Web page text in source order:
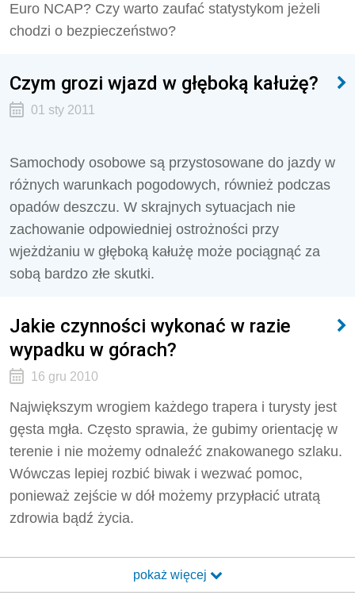
Euro NCAP? Czy warto zaufać statystykom jeżeli
chodzi o bezpieczeństwo?
Czym grozi wjazd w głęboką kałużę?
01 sty 2011
Samochody osobowe są przystosowane do jazdy w
różnych warunkach pogodowych, również podczas
opadów deszczu. W skrajnych sytuacjach nie
zachowanie odpowiedniej ostrożności przy
wjeżdżaniu w głęboką kałużę może pociągnąć za
sobą bardzo złe skutki.
Jakie czynności wykonać w razie
wypadku w górach?
16 gru 2010
Największym wrogiem każdego trapera i turysty jest
gęsta mgła. Często sprawia, że gubimy orientację w
terenie i nie możemy odnaleźć znakowanego szlaku.
Wówczas lepiej rozbić biwak i wezwać pomoc,
ponieważ zejście w dół możemy przypłacić utratą
zdrowia bądź życia.
pokaż więcej